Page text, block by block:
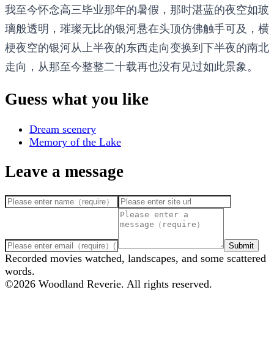
我至今怀念高三毕业那年的暑假，那时湛蓝的夜空如玻
璃般透明，璀璨无比的银河悬在头顶仿佛触手可及，横
梗夜空的银河从上半夜的东西走向变换到下半夜的南北
走向，从那至今整整二十载再也没有见过如此景象。
Guess what you like
Dream scenery
Memory of the Lake
Leave a message
Submit
Recorded movies watched, landscapes, and some scattered
words.
©2026 Woodland Reverie. All rights reserved.